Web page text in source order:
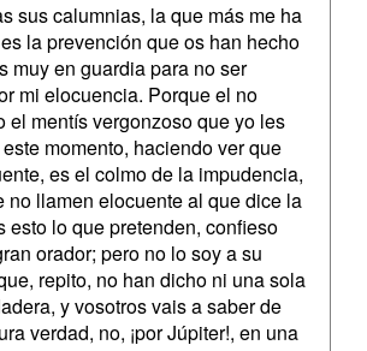
sus calumnias, la que más me ha
la prevención que os han hecho
muy en guardia para no ser
mi elocuencia. Porque el no
el mentís vergonzoso que yo les
momento, haciendo ver que
es el colmo de la impudencia,
no llamen elocuente al que dice la
esto lo que pretenden, confieso
orador; pero no lo soy a su
repito, no han dicho ni una sola
y vosotros vais a saber de
verdad, no, ¡por Júpiter!, en una